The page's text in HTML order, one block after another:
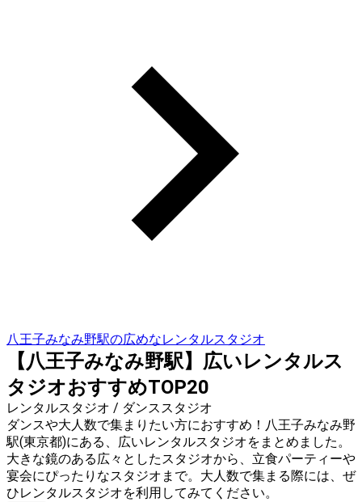
八王子みなみ野駅の広めなレンタルスタジオ
【八王子みなみ野駅】広いレンタルス
タジオおすすめTOP20
レンタルスタジオ / ダンススタジオ
ダンスや大人数で集まりたい方におすすめ！八王子みなみ野
駅(東京都)にある、広いレンタルスタジオをまとめました。
大きな鏡のある広々としたスタジオから、立食パーティーや
宴会にぴったりなスタジオまで。大人数で集まる際には、ぜ
ひレンタルスタジオを利用してみてください。